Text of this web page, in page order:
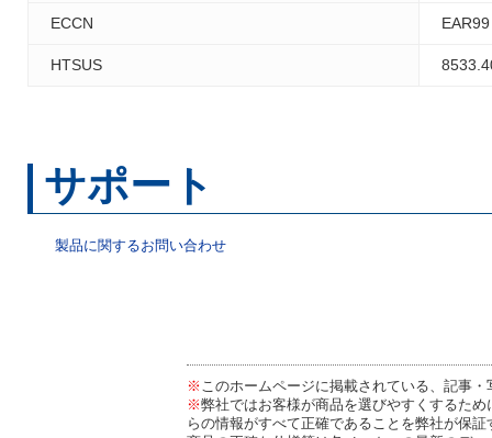
ECCN EAR99
HTSUS
サポート
製品に関するお問い合わせ
※ このホームページに掲載されている、記事
※弊社ではお客様が商品を選びやすくするた
らの情報がすべて正確であることを弊社が保